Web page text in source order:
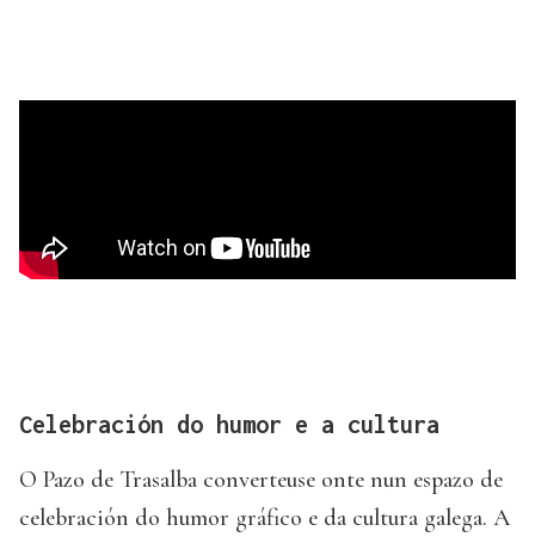
Celebración do humor e a cultura
O Pazo de Trasalba converteuse onte nun espazo de
celebración do humor gráfico e da cultura galega. A